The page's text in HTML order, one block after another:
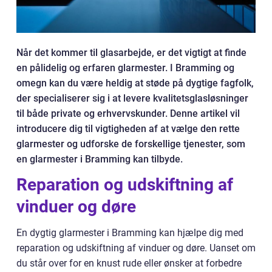
Når det kommer til glasarbejde, er det vigtigt at finde
en pålidelig og erfaren glarmester. I Bramming og
omegn kan du være heldig at støde på dygtige fagfolk,
der specialiserer sig i at levere kvalitetsglasløsninger
til både private og erhvervskunder. Denne artikel vil
introducere dig til vigtigheden af at vælge den rette
glarmester og udforske de forskellige tjenester, som
en glarmester i Bramming kan tilbyde.
Reparation og udskiftning af
vinduer og døre
En dygtig glarmester i Bramming kan hjælpe dig med
reparation og udskiftning af vinduer og døre. Uanset om
du står over for en knust rude eller ønsker at forbedre